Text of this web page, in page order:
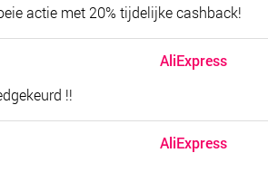
actie met 20% tijdelijke cashback!
AliExpress
!!
AliExpress